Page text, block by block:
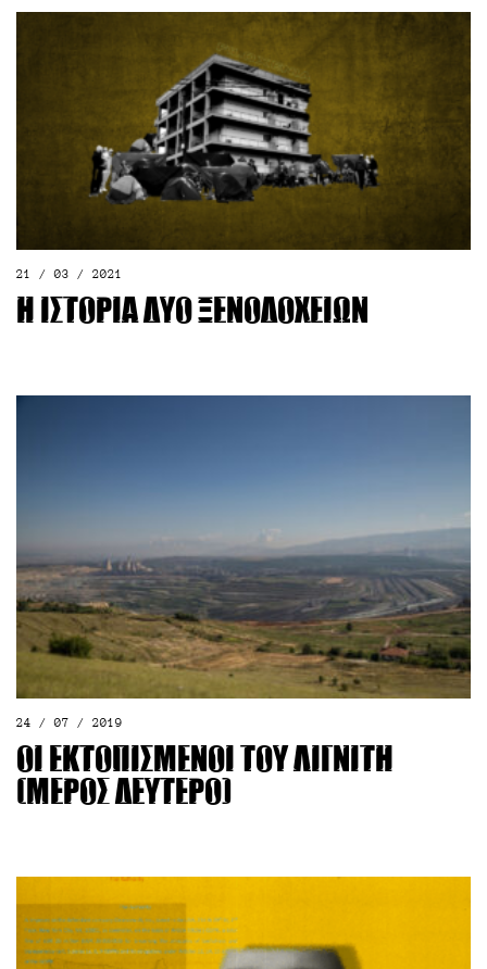
21 / 03 / 2021
Η ιστορία δύο ξενοδοχείων
24 / 07 / 2019
Οι εκτοπισμένοι του λιγνίτη
(μέρος δεύτερο)